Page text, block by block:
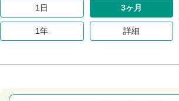
1日 3ヶ月
1年 詳細